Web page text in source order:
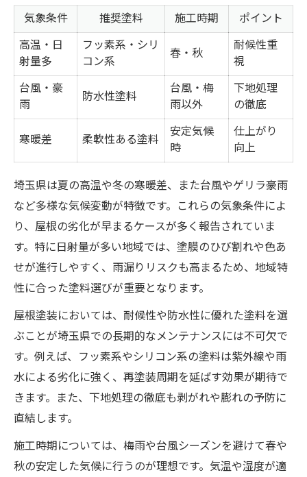
気象条件 推奨塗料 施工時期
ポイント
高温・日
射量多
フッ素系・シリ
コン系
春・秋
耐候性重
視
台風・豪
雨
防水性塗料
台風・梅
雨以外
下地処理
の徹底
寒暖差
柔軟性ある塗料
安定気候
時
仕上がり
向上
埼玉県は夏の高温や冬の寒暖差、また台風やゲリラ豪雨
など多様な気候変動が特徴です。これらの気象条件によ
り、屋根の劣化が早まるケースが多く報告されていま
す。特に日射量が多い地域では、塗膜のひび割れや色あ
せが進行しやすく、雨漏りリスクも高まるため、地域特
性に合った塗料選びが重要となります。
屋根塗装においては、耐候性や防水性に優れた塗料を選
ぶことが埼玉県での長期的なメンテナンスには不可欠で
す。例えば、フッ素系やシリコン系の塗料は紫外線や雨
水による劣化に強く、再塗装周期を延ばす効果が期待で
きます。また、下地処理の徹底も剥がれや膨れの予防に
直結します。
施工時期については、梅雨や台風シーズンを避けて春や
秋の安定した気候に行うのが理想です。気温や湿度が適